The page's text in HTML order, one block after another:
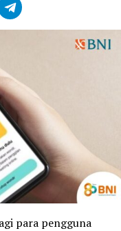
para pengguna